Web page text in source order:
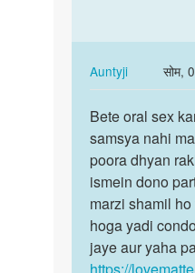
janvi
chodry
aor
ling…
Auntyji
सोम,
In
reply
to
Ydi
yoni
ko
chante
aor
ling…
by
Bete
oral
sex
karne
mein…
Bete oral sex
samsya nahi
poora dhyan
ismein dono
marzi shamil
hoga yadi
jaye aur yaha